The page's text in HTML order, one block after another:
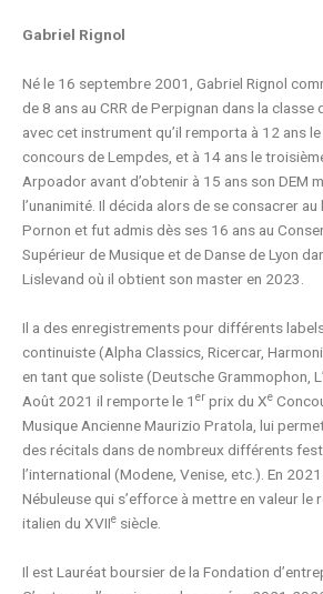
Gabriel Rignol
Né le 16 septembre 2001, Gabriel Rignol
de 8 ans au CRR de Perpignan dans la classe
avec cet instrument qu’il remporta à 12 ans
concours de Lempdes, et à 14 ans le
Arpoador avant d’obtenir à 15 ans son DEM
l’unanimité. Il décida alors de se consacrer
Pornon et fut admis dès ses 16 ans au
Supérieur de Musique et de Danse de Lyon
Lislevand où il obtient son master en 2023.
Il a des enregistrements pour différents
continuiste (Alpha Classics, Ricercar,
en tant que soliste (Deutsche Grammophon,
Août 2021 il remporte le 1 er prix du Xe
Musique Ancienne Maurizio Pratola, lui
des récitals dans de nombreux différents
l’international (Modene, Venise, etc.). En
Nébuleuse qui s’efforce à mettre en valeur
italien du XVIIe siècle.
Il est Lauréat boursier de la Fondation